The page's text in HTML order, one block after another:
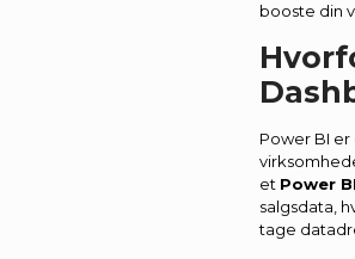
booste din
Power BI
et Power
salgsdata,
tage